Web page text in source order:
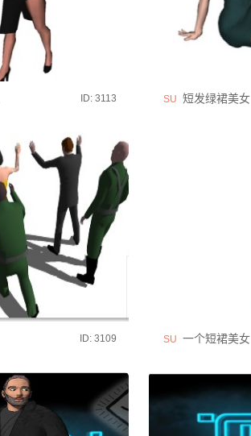
ID: 3113 SU 短发绿裙美女
ID: 3109 SU 一个短裙美女